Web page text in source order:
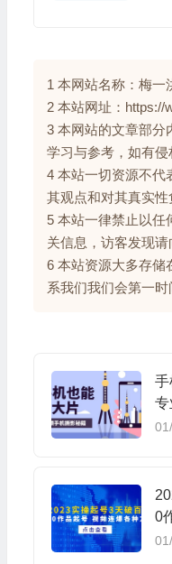
1 本网站名称：梅一
2 本站网址：https://
3 本网站的文章部分
学习与参考，如有侵
4 本站一切资源不代
其观点和对其真实性
5 本站一律禁止以任
关信息，访客发现请
6 本站资源大多存储
系我们我们会第一时
手
专
视
0
(